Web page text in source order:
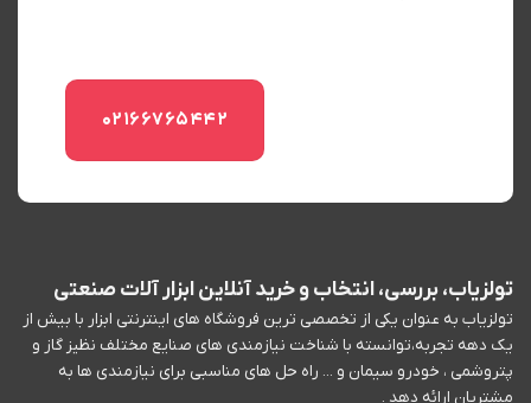
02166765442
تولزیاب، بررسی، انتخاب و خرید آنلاین ابزار آلات صنعتی
تولزیاب به عنوان یکی از تخصصی ترین فروشگاه های اینترنتی ابزار با بیش از
یک دهه تجربه،توانسته با شناخت نیازمندی های صنایع مختلف نظیز گاز و
پتروشمی ، خودرو سیمان و ... راه حل های مناسبی برای نیازمندی ها به
مشتریان ارائه دهد .